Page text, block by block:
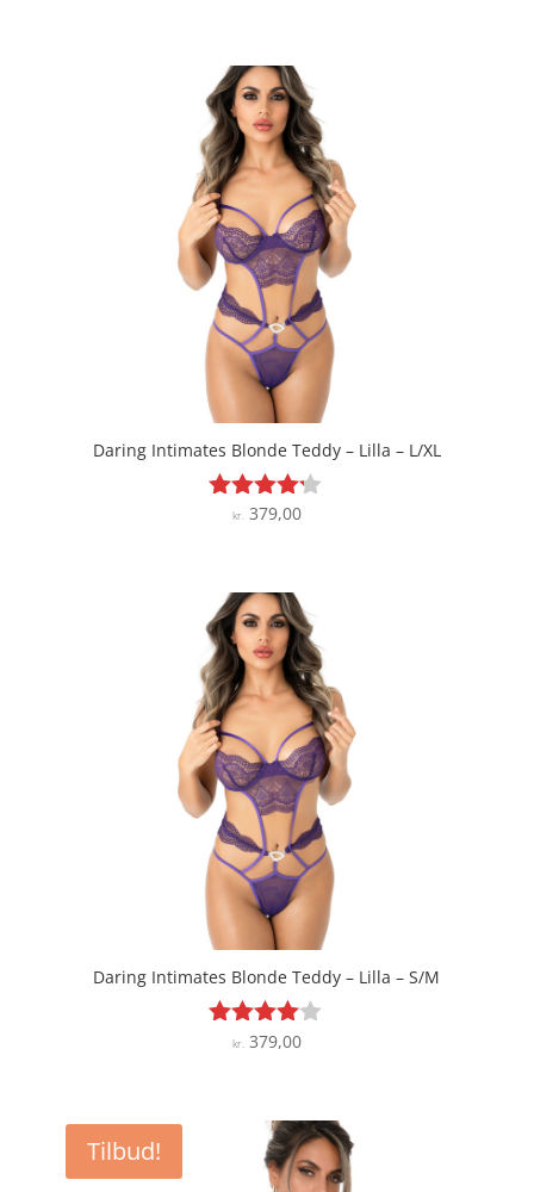
Daring Intimates Blonde Teddy – Lilla – L/XL
Vurderet
kr.379,00
Daring Intimates Blonde Teddy – Lilla – S/M
Vurderet
kr. 379,00
Tilbud!